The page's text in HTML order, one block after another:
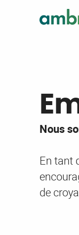
Nous
En tant
de